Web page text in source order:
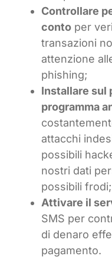
Controllare
conto per
transazioni
attenzione
phishing;
Installare sul
programma
attacchi
possibili
nostri dati
possibili frodi;
Attivare il
SMS per
di denaro
pagamento.